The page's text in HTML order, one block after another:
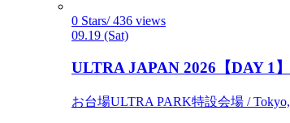
0 Stars/ 436 views
09.19 (Sat)
ULTRA JAPAN 2026【DAY 1】
お台場ULTRA PARK特設会場 / Tokyo,